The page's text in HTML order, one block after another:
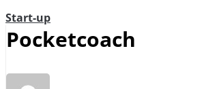
Start-up
Pocketcoach